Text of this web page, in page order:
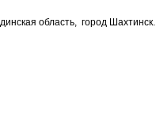
область, город Шахтинск.